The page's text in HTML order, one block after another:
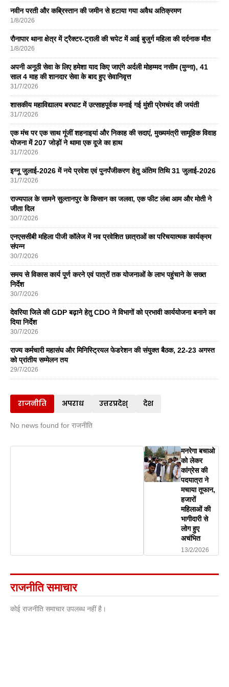
नवीन परती और कब्रिस्तान की जमीन से हटाया गया अवैध अतिक्रमण
1/8/2026
रौनापार थाना क्षेत्र में ट्रैक्टर-ट्राली की चपेट में आई बुजुर्ग महिला की दर्दनाक मौत
1/8/2026
अपनी अनूठी सेवा के लिए हमेशा याद किए जाएंगे अर्दली मोहम्मद नसीम (मुन्ना), 41
साल 4 माह की शानदार सेवा के बाद हुए सेवानिवृत्त
31/7/2026
शासकीय महाविद्यालय बरघाट में उत्साहपूर्वक मनाई गई मुंशी प्रेमचंद की जयंती
31/7/2026
एक मंच पर एक साथ गूंजीं शहनाइयां और निकाह की सदाएं, मुख्यमंत्री सामूहिक विवाह
योजना में 207 जोड़ों ने थामा एक दूजे का हाथ
31/7/2026
इग्नू जुलाई-2026 में नये प्रवेश एवं पुनर्पंजीकरण हेतु अंतिम तिथि 31 जुलाई-2026
31/7/2026
राज्यपाल के सामने सुल्तानपुर के किसान का जलवा, एक फीट लंबा आम और मोती ने
जीता दिल
30/7/2026
एनएससीबी महिला पीजी कॉलेज में नव प्रवेशित छात्राओं का परिचयात्मक कार्यक्रम
संपन्न
30/7/2026
समय से विकास कार्य पूर्ण करने एवं पात्रों तक योजनाओं के लाभ पहुंचाने के सख्त
निर्देश
30/7/2026
देवरिया जिले की GDP बढ़ाने हेतु CDO ने विभागों को प्रभावी कार्ययोजना बनाने का
दिया निर्देश
30/7/2026
राज्य कर्मचारी महासंघ और मिनिस्ट्रियल फेडरेशन की संयुक्त बैठक, 22-23 अगस्त
को प्रांतीय सम्मेलन तय
29/7/2026
राजनीति अपराध उत्तरप्रदेश् देश
No news found for राजनीति
मनरेगा बचाओ
को लेकर
कांग्रेस की
पदयात्रा ने
मचाया तूफान,
हजारों
महिलाओं की
भागीदारी से
लोग हुए
अचंभित
13/2/2026
राजनीति समाचार
कोई राजनीति समाचार उपलब्ध नहीं है।